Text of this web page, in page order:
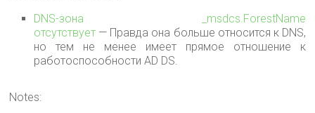
DNS-зона _msdcs.ForestName
отсутствует — Правда она больше относится к DNS,
но тем не менее имеет прямое отношение к
работоспособности AD DS.
Notes: